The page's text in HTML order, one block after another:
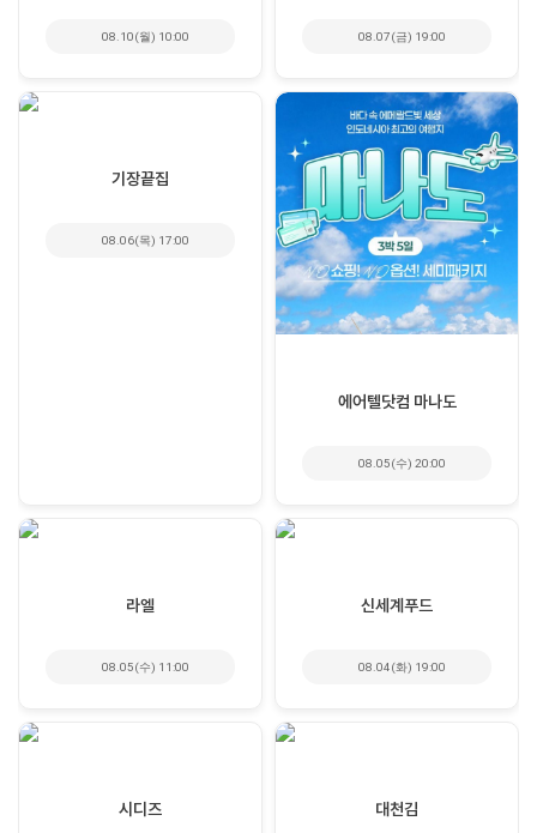
08.10(월) 10:00 08.07(금) 19:00
기장끝집
08.06(목) 17:00
에어텔닷컴 마나도
08.05(수) 20:00
라엘
08.05(수) 11:00
신세계푸드
08.04(화) 19:00
시디즈 대천김